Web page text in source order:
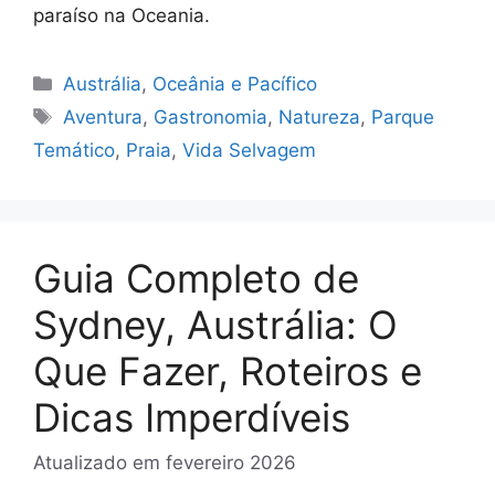
paraíso na Oceania.
Categorias
Austrália, Oceânia e Pacífico
Tags
Aventura, Gastronomia, Natureza, Parque
Temático, Praia, Vida Selvagem
Guia Completo de
Sydney, Austrália: O
Que Fazer, Roteiros e
Dicas Imperdíveis
Atualizado em fevereiro 2026